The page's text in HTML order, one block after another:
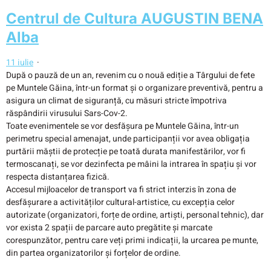
Centrul de Cultura AUGUSTIN BENA
Alba
11 iulie ·
După o pauză de un an, revenim cu o nouă ediție a Târgului de fete
pe Muntele Găina, într-un format și o organizare preventivă, pentru a
asigura un climat de siguranță, cu măsuri stricte împotriva
răspândirii virusului Sars-Cov-2.
Toate evenimentele se vor desfășura pe Muntele Găina, într-un
perimetru special amenajat, unde participanții vor avea obligația
purtării măștii de protecție pe toată durata manifestărilor, vor fi
termoscanați, se vor dezinfecta pe mâini la intrarea în spațiu și vor
respecta distanțarea fizică.
Accesul mijloacelor de transport va fi strict interzis în zona de
desfășurare a activităților cultural-artistice, cu excepția celor
autorizate (organizatori, forțe de ordine, artiști, personal tehnic), dar
vor exista 2 spații de parcare auto pregătite și marcate
corespunzător, pentru care veți primi indicații, la urcarea pe munte,
din partea organizatorilor și forțelor de ordine.